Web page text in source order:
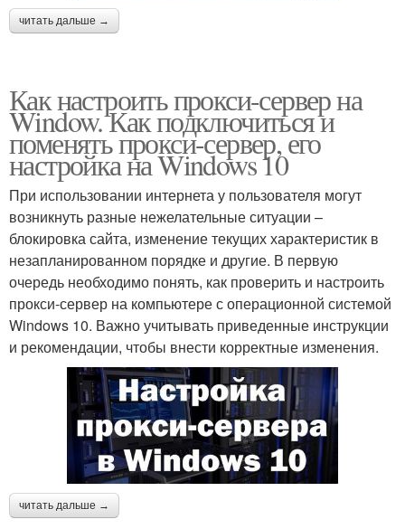
читать дальше →
Как настроить прокси-сервер на
Window. Как подключиться и
поменять прокси-сервер, его
настройка на Windows 10
При использовании интернета у пользователя могут
возникнуть разные нежелательные ситуации –
блокировка сайта, изменение текущих характеристик в
незапланированном порядке и другие. В первую
очередь необходимо понять, как проверить и настроить
прокси-сервер на компьютере с операционной системой
Windows 10. Важно учитывать приведенные инструкции
и рекомендации, чтобы внести корректные изменения.
читать дальше →